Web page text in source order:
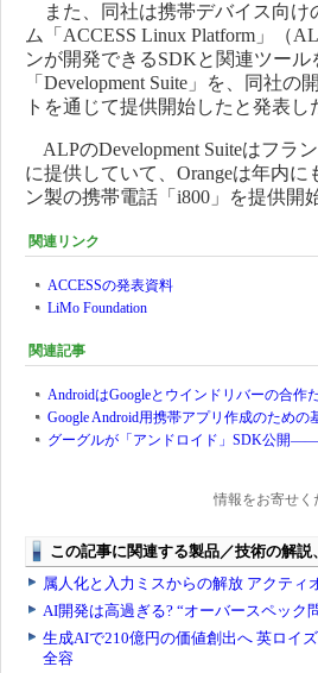
また、同社は携帯デバイス向け
ム「ACCESS Linux Platform」（
ンが開発できるSDKと関連ツール
「Development Suite」を、同社
トを通じて提供開始したと発表し
ALPのDevelopment Suiteはフラ
に提供していて、Orangeは年内
ン製の携帯電話「i800」を提供開
関連リンク
ACCESSの発表資料
LiMo Foundation
関連記事
AndroidはGoogleとウインドリバーの合作
Google Android用携帯アプリ作成のための
グーグルが「アンドロイド」SDK公開――
情報をお寄せく